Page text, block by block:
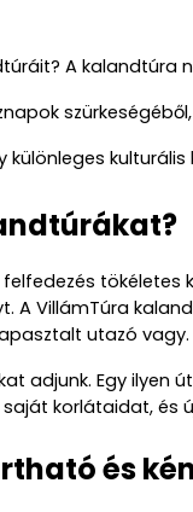
A
tökéletes
A VillámTúra
utazó vagy.
adjunk. Egy
korlátaidat, és
és